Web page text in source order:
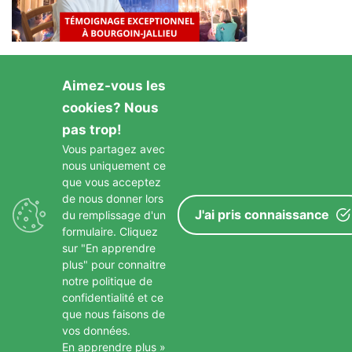
GARDONS LE CONTACT
Copyright © 2026 Paroisse St Francois D Assise
Aimez-vous les
cookies? Nous
pas trop!
Vous partagez avec
nous uniquement ce
que vous acceptez
de nous donner lors
du remplissage d'un
formulaire. Cliquez
sur "En apprendre
plus" pour connaitre
notre politique de
confidentialité et ce
que nous faisons de
vos données.
En apprendre plus »
J'ai pris connaissance